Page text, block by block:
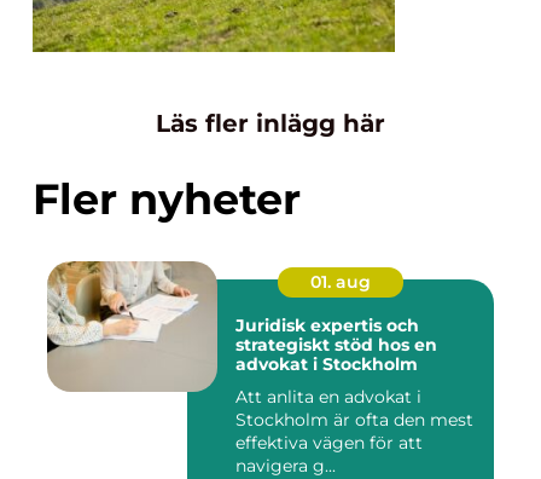
Läs fler inlägg här
Fler nyheter
01. aug
Juridisk expertis och
strategiskt stöd hos en
advokat i Stockholm
Att anlita en advokat i
Stockholm är ofta den mest
effektiva vägen för att
navigera g...